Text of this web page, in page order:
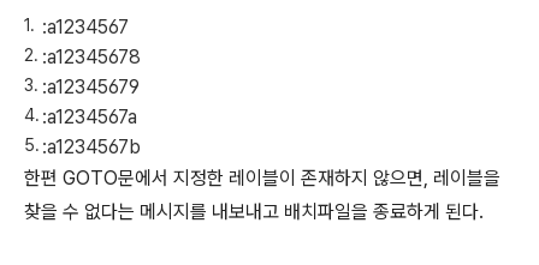
:a1234567
:a12345678
:a12345679
:a1234567a
:a1234567b
한편 GOTO문에서 지정한 레이블이 존재하지 않으면, 레이블을
찾을 수 없다는 메시지를 내보내고 배치파일을 종료하게 된다.